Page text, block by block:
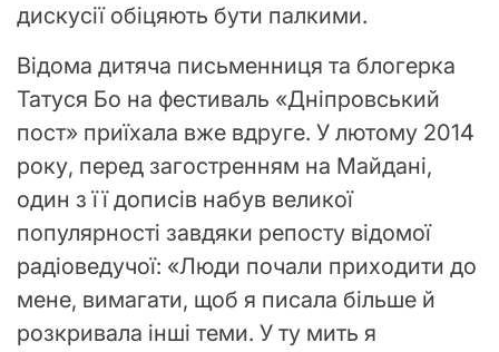
дискусії обіцяють бути палкими.
Відома дитяча письменниця та блогерка
Татуся Бо на фестиваль «Дніпровський
пост» приїхала вже вдруге. У лютому 2014
року, перед загостренням на Майдані,
один з її дописів набув великої
популярності завдяки репосту відомої
радіоведучої: «Люди почали приходити до
мене, вимагати, щоб я писала більше й
розкривала інші теми. У ту мить я